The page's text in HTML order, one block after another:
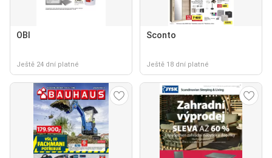
OBI
Ještě 24 dní platné
Sconto
Ještě 18 dní platné